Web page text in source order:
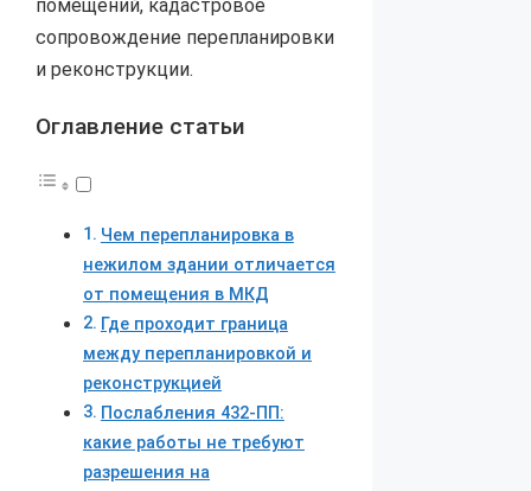
помещений, кадастровое
сопровождение перепланировки
и реконструкции.
Оглавление статьи
Чем перепланировка в
нежилом здании отличается
от помещения в МКД
Где проходит граница
между перепланировкой и
реконструкцией
Послабления 432-ПП:
какие работы не требуют
разрешения на